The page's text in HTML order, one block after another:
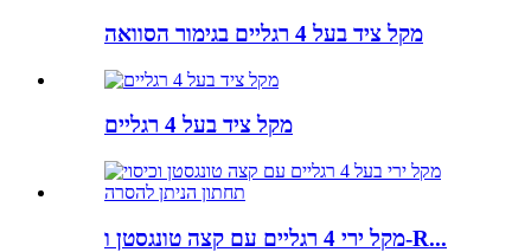
מקל ציד בעל 4 רגליים בגימור הסוואה
מקל ציד בעל 4 רגליים
מקל ירי 4 רגליים עם קצה טונגסטן ו-R...